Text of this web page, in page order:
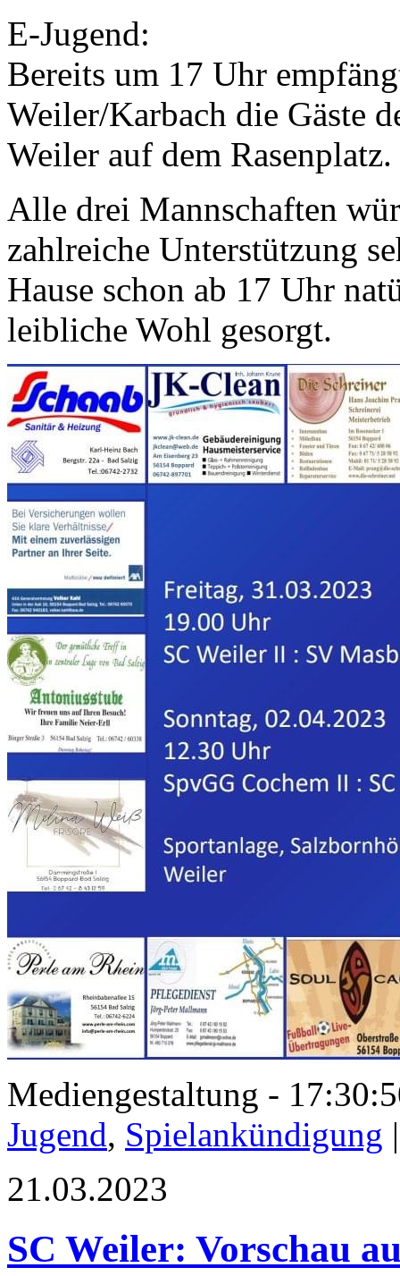
E-Jugend:
Bereits um 17 Uhr
Weiler/Karbach die Gäste
Weiler auf dem Rasenplatz.
Alle drei Mannschaften
zahlreiche Unterstützung
Hause schon ab 17 Uhr
leibliche Wohl gesorgt.
Mediengestaltung -
Jugend, Spielankündigung
21.03.2023
SC Weiler: Vorschau